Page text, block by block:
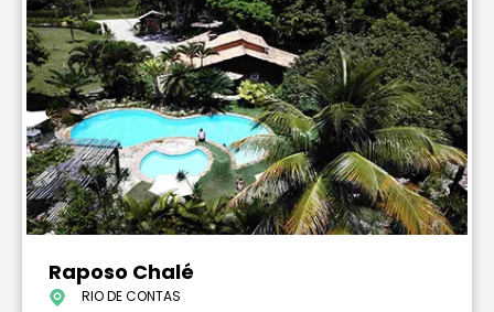
Raposo Chalé
RIO DE CONTAS